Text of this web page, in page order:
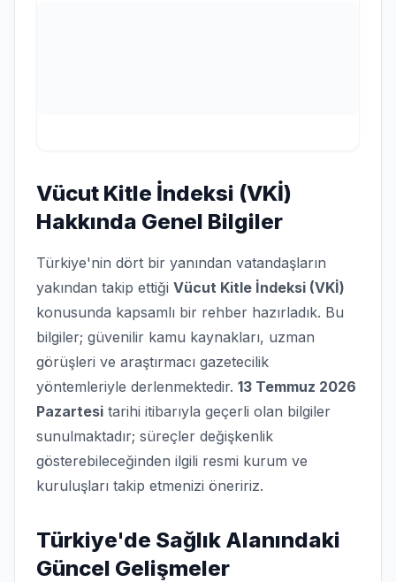
Vücut Kitle İndeksi (VKİ)
Hakkında Genel Bilgiler
Türkiye'nin dört bir yanından vatandaşların
yakından takip ettiği Vücut Kitle İndeksi (VKİ)
konusunda kapsamlı bir rehber hazırladık. Bu
bilgiler; güvenilir kamu kaynakları, uzman
görüşleri ve araştırmacı gazetecilik
yöntemleriyle derlenmektedir. 13 Temmuz 2026
Pazartesi tarihi itibarıyla geçerli olan bilgiler
sunulmaktadır; süreçler değişkenlik
gösterebileceğinden ilgili resmi kurum ve
kuruluşları takip etmenizi öneririz.
Türkiye'de Sağlık Alanındaki
Güncel Gelişmeler